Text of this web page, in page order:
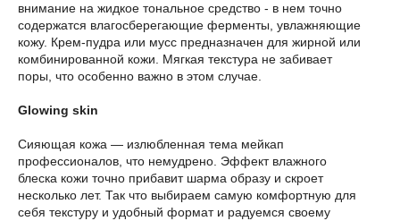
внимание на жидкое тональное средство - в нем точно
содержатся влагосберегающие ферменты, увлажняющие
кожу. Крем-пудра или мусс предназначен для жирной или
комбинированной кожи. Мягкая текстура не забивает
поры, что особенно важно в этом случае.
Glowing skin
Сияющая кожа — излюбленная тема мейкап
профессионалов, что немудрено. Эффект влажного
блеска кожи точно прибавит шарма образу и скроет
несколько лет. Так что выбираем самую комфортную для
себя текстуру и удобный формат и радуемся своему